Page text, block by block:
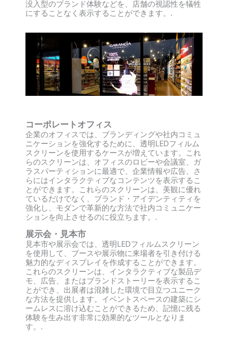
没入型のブランド体験などを、店舗の視認性を犠牲
にすることなく表示することができます。.
コーポレートオフィス
企業のオフィスでは、ブランディングや社内コミュ
ニケーションを強化するために、透明LEDフィルム
スクリーンを使用するケースが増えています。これ
らのスクリーンは、オフィスのロビーや会議室、ガ
ラスパーティションに最適で、企業情報や広告、さ
らにはインタラクティブなコンテンツを表示するこ
とができます。これらのスクリーンは、美観に優れ
ているだけでなく、ブランド・アイデンティティを
強化し、モダンで革新的な方法で社内コミュニケー
ションを向上させるのに役立ちます。.
展示会・見本市
見本市や展示会では、透明LEDフィルムスクリーン
を使用して、ブースや展示物に来場者を引き付ける
魅力的なディスプレイを作成することができます。
これらのスクリーンは、インタラクティブな製品デ
モ、広告、またはブランドストーリーを表示するこ
とができ、出展者は混雑した環境で目立つユニーク
な方法を提供します。イベントスペースの建築にシ
ームレスに溶け込むことができるため、記憶に残る
体験を生み出す非常に効果的なツールとなりま
す。.